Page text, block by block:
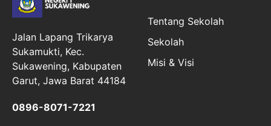
Jalan Lapang Trikarya
Sukamukti, Kec.
Sukawening, Kabupaten
Garut, Jawa Barat 44184
0896-8071-7221
Tentang Sekolah
Sekolah
Misi & Visi